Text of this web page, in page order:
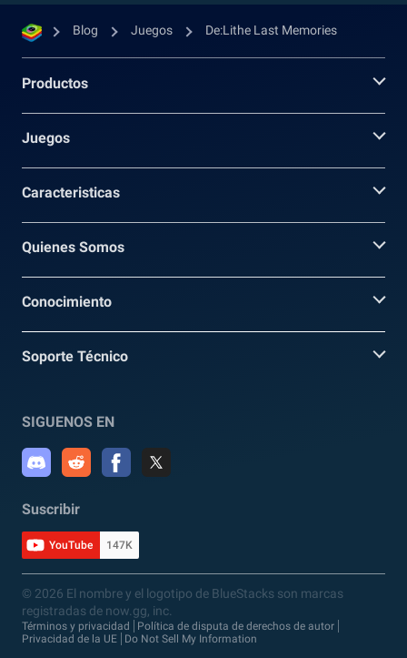
Blog Juegos De:Lithe Last Memories
Productos
Juegos
Caracteristicas
Quienes Somos
Conocimiento
Soporte Técnico
SIGUENOS EN
Suscribir
YouTube 147K
© 2026 El nombre y el logotipo de BlueStacks son marcas
registradas de now.gg, inc.
Términos y privacidad
Política de disputa de derechos de autor
Privacidad de la UE
Do Not Sell My Information